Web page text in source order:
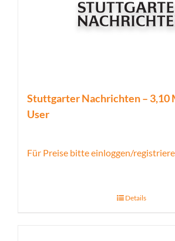
Stuttgarter Nachrichten – 3,10
User
Für Preise bitte einloggen/
Details